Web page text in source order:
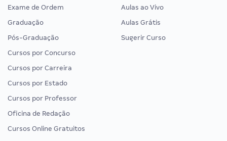
Exame de Ordem
Graduação
Pós-Graduação
Cursos por Concurso
Cursos por Carreira
Cursos por Estado
Cursos por Professor
Oficina de Redação
Cursos Online Gratuitos
Aulas ao Vivo
Aulas Grátis
Sugerir Curso